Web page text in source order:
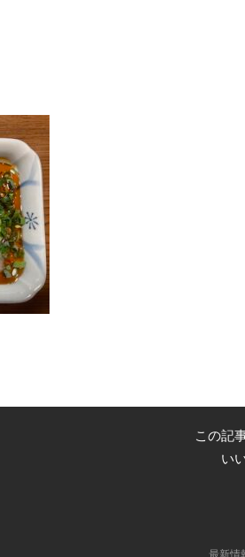
この記
い
最新情